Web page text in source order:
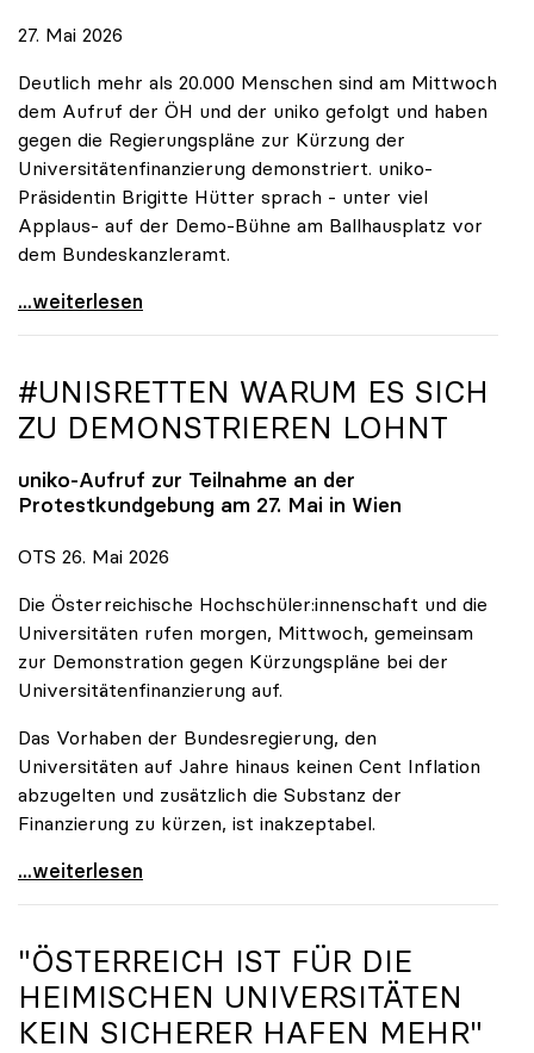
27. Mai 2026
Deutlich mehr als 20.000 Menschen sind am Mittwoch
dem Aufruf der ÖH und der uniko gefolgt und haben
gegen die Regierungspläne zur Kürzung der
Universitätenfinanzierung demonstriert. uniko-
Präsidentin Brigitte Hütter sprach - unter viel
Applaus- auf der Demo-Bühne am Ballhausplatz vor
dem Bundeskanzleramt.
\"Wir nehmen es nicht hin\": Rede von
...weiterlesen
#UNISRETTEN WARUM ES SICH
ZU DEMONSTRIEREN LOHNT
uniko-Aufruf zur Teilnahme an der
Protestkundgebung am 27. Mai in Wien
OTS 26. Mai 2026
Die Österreichische Hochschüler:innenschaft und die
Universitäten rufen morgen, Mittwoch, gemeinsam
zur Demonstration gegen Kürzungspläne bei der
Universitätenfinanzierung auf.
Das Vorhaben der Bundesregierung, den
Universitäten auf Jahre hinaus keinen Cent Inflation
abzugelten und zusätzlich die Substanz der
Finanzierung zu kürzen, ist inakzeptabel.
#UnisRetten Warum es sich zu demonstrieren lohnt
...weiterlesen
"ÖSTERREICH IST FÜR DIE
HEIMISCHEN UNIVERSITÄTEN
KEIN SICHERER HAFEN MEHR"